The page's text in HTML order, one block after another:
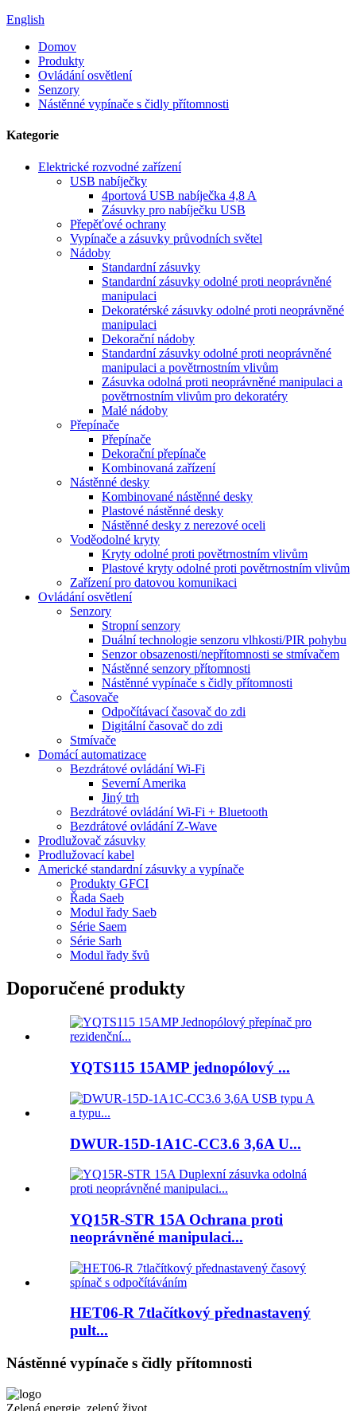
English
Domov
Produkty
Ovládání osvětlení
Senzory
Nástěnné vypínače s čidly přítomnosti
Kategorie
Elektrické rozvodné zařízení
USB nabíječky
4portová USB nabíječka 4,8 A
Zásuvky pro nabíječku USB
Přepěťové ochrany
Vypínače a zásuvky průvodních světel
Nádoby
Standardní zásuvky
Standardní zásuvky odolné proti neoprávněné
manipulaci
Dekoratérské zásuvky odolné proti neoprávněné
manipulaci
Dekorační nádoby
Standardní zásuvky odolné proti neoprávněné
manipulaci a povětrnostním vlivům
Zásuvka odolná proti neoprávněné manipulaci a
povětrnostním vlivům pro dekoratéry
Malé nádoby
Přepínače
Přepínače
Dekorační přepínače
Kombinovaná zařízení
Nástěnné desky
Kombinované nástěnné desky
Plastové nástěnné desky
Nástěnné desky z nerezové oceli
Voděodolné kryty
Kryty odolné proti povětrnostním vlivům
Plastové kryty odolné proti povětrnostním vlivům
Zařízení pro datovou komunikaci
Ovládání osvětlení
Senzory
Stropní senzory
Duální technologie senzoru vlhkosti/PIR pohybu
Senzor obsazenosti/nepřítomnosti se stmívačem
Nástěnné senzory přítomnosti
Nástěnné vypínače s čidly přítomnosti
Časovače
Odpočítávací časovač do zdi
Digitální časovač do zdi
Stmívače
Domácí automatizace
Bezdrátové ovládání Wi-Fi
Severní Amerika
Jiný trh
Bezdrátové ovládání Wi-Fi + Bluetooth
Bezdrátové ovládání Z-Wave
Prodlužovač zásuvky
Prodlužovací kabel
Americké standardní zásuvky a vypínače
Produkty GFCI
Řada Saeb
Modul řady Saeb
Série Saem
Série Sarh
Modul řady švů
Doporučené produkty
YQTS115 15AMP jednopólový ...
DWUR-15D-1A1C-CC3.6 3,6A U...
YQ15R-STR 15A Ochrana proti
neoprávněné manipulaci...
HET06-R 7tlačítkový přednastavený
pult...
Nástěnné vypínače s čidly přítomnosti
Zelená energie, zelený život.